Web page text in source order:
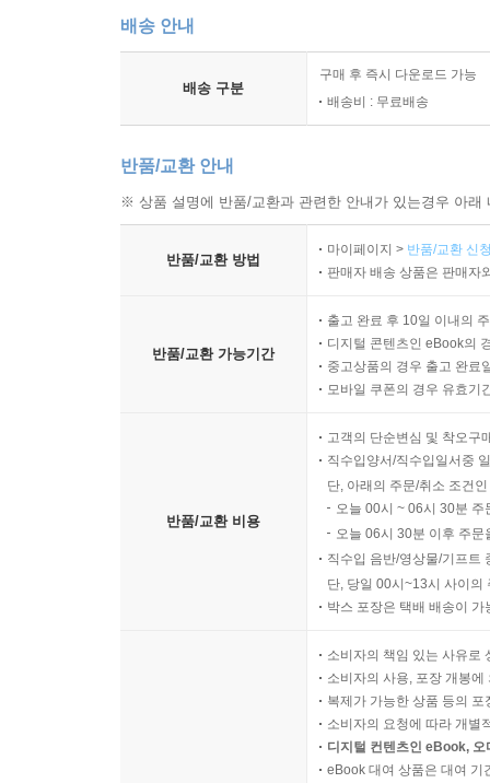
배송 안내
배송 구분
구매 후 즉시 다운로드 가능
배송비 : 무료배송
반품/교환 안내
※ 상품 설명에 반품/교환과 관련한 안내가 있는경우 아
반품/교환 방법
마이페이지 > 반품/교환 신
판매자 배송 상품은 판매자
반품/교환 가능기간
출고 완료 후 10일 이내의
디지털 콘텐츠인 eBook의
중고상품의 경우 출고 완료
모바일 쿠폰의 경우 유효기
반품/교환 비용
고객의 단순변심 및 착오구
직수입양서/직수입일서중
단, 아래의 주문/취소 조건
오늘 00시 ~ 06시 30분
오늘 06시 30분 이후 주
직수입 음반/영상물/기프트
단, 당일 00시~13시 사이의
박스 포장은 택배 배송이
소비자의 책임 있는 사유로
소비자의 사용, 포장 개봉
복제가 가능한 상품 등의
소비자의 요청에 따라 개별
디지털 컨텐츠인 eBook,
eBook 대여 상품은 대여 기